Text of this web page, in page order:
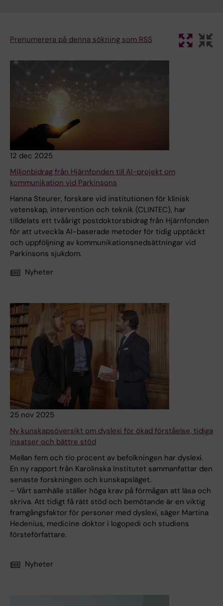
Prenumerera på denna sökning som RSS
12 dec 2025
Miljonbidrag från Hjärnfonden till AI-projekt om
kommunikation vid Parkinsons
Hanna Steurer, forskare vid institutionen för klinisk
vetenskap, intervention och teknik (CLINTEC), har
tilldelats ett tvåårigt postdoktorsbidrag från Hjärnfonden
för att utveckla AI-baserade metoder för tidig upptäckt
och uppföljning av kommunikationsnedsättningar vid
Parkinsons sjukdom.
Nyheter
25 nov 2025
Ny kunskapsöversikt om dyslexi för ökad förståelse, tidiga
insatser och bättre stöd
Mellan fem och tio procent av befolkningen har dyslexi.
En ny rapport från Karolinska Institutet sammanfattar den
senaste forskningen och kunskapsläget.
– Vårt samhälle ställer höga krav på förmågan att läsa och
skriva. Att tidigt få rätt stöd och bemötande är en viktig
framgångsfaktor för personer med dyslexi, säger Martina
Hedenius, medicine doktor i logopedi och studiens
försteförfattare.
Nyheter